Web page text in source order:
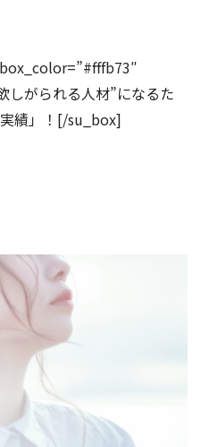
しがられる人材”になるた
績」！[/su_box]